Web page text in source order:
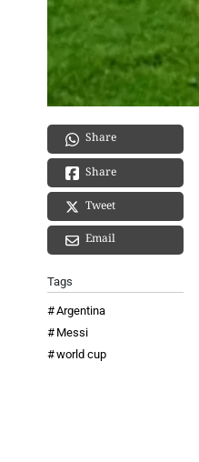
Share
Share
Tweet
Email
Tags
Argentina
Messi
world cup